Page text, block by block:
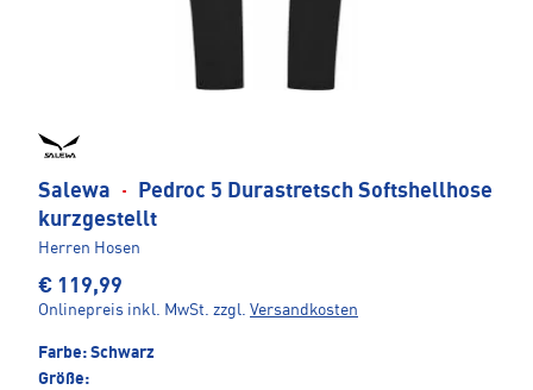
Salewa ·
Pedroc 5 Durastretsch Softshellhose
kurzgestellt
Herren Hosen
€ 119,99
Onlinepreis inkl. MwSt. zzgl. Versandkosten
Farbe: Schwarz
Größe: